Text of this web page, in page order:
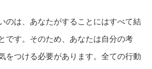
のは、あなたがすることにはすべて結
です。そのため、あなたは自分の考
をつける必要があります。全ての行動